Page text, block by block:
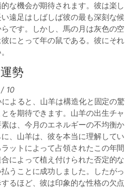
な機会が期待されます。彼は楽し
遠足はしばしば彼の最も深刻な候
です。しかし、馬の月は灰色の空
にとって年の鼠である。彼にそれ
勢
/ 10
よると、山羊は構造化と固定の驚
を期待できます。山羊の出生チャ
は、今月のエネルギーの不均衡か
、山羊は、彼を本当に理解してい
ットによって占領されたこの年間
によって植え付けられた否定的な
うことに成功しました。したがっ
るほど、彼は印象的な性格の欠点